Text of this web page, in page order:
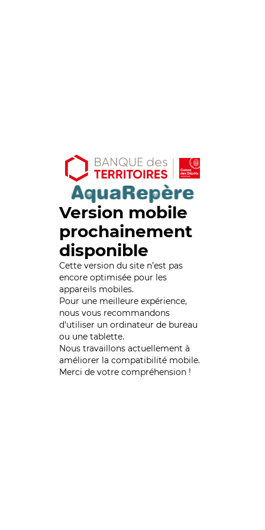
Version mobile
prochainement
disponible
Cette version du site n’est pas
encore optimisée pour les
appareils mobiles.
Pour une meilleure expérience,
nous vous recommandons
d'utiliser un ordinateur de bureau
ou une tablette.
Nous travaillons actuellement à
améliorer la compatibilité mobile.
Merci de votre compréhension !